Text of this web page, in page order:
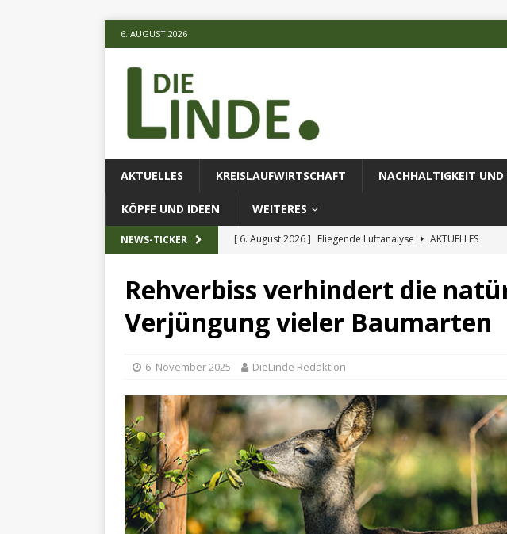
6. AUGUST 2026
AKTUELLES KREISLAUFWIRTSCHAFT NACHHALTIGKEIT UND
KÖPFE UND IDEEN WEITERES
NEWS-TICKER [ 6. August 2026 ] Fliegende Luftanalyse
AKTUELLES
AKTUELLES
[ 6. August 2026 ]
Projekt des Deutschen Alpenvereins mit
Rehverbiss verhindert die
Verjüngung vieler Baumarten
6. November 2025 DieLinde Redaktion